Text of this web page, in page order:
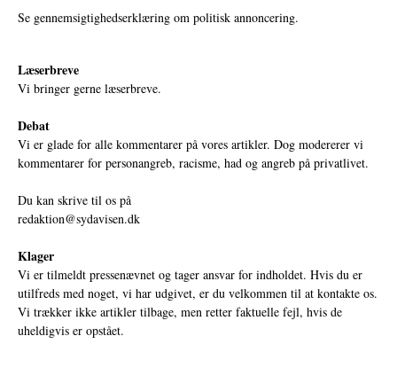
Se gennemsigtighedserklæring om politisk annoncering.
Læserbreve
Vi bringer gerne læserbreve.
Debat
Vi er glade for alle kommentarer på vores artikler. Dog modererer vi
kommentarer for personangreb, racisme, had og angreb på privatlivet.
Du kan skrive til os på
redaktion@sydavisen.dk
Klager
Vi er tilmeldt pressenævnet og tager ansvar for indholdet. Hvis du er
utilfreds med noget, vi har udgivet, er du velkommen til at kontakte os.
Vi trækker ikke artikler tilbage, men retter faktuelle fejl, hvis de
uheldigvis er opstået.